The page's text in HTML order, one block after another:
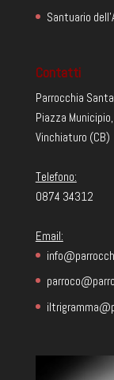
Santuario
Contatti
Parrocchia
Piazza
Vinchiaturo (CB)
Telefono:
0874 34312
Email: